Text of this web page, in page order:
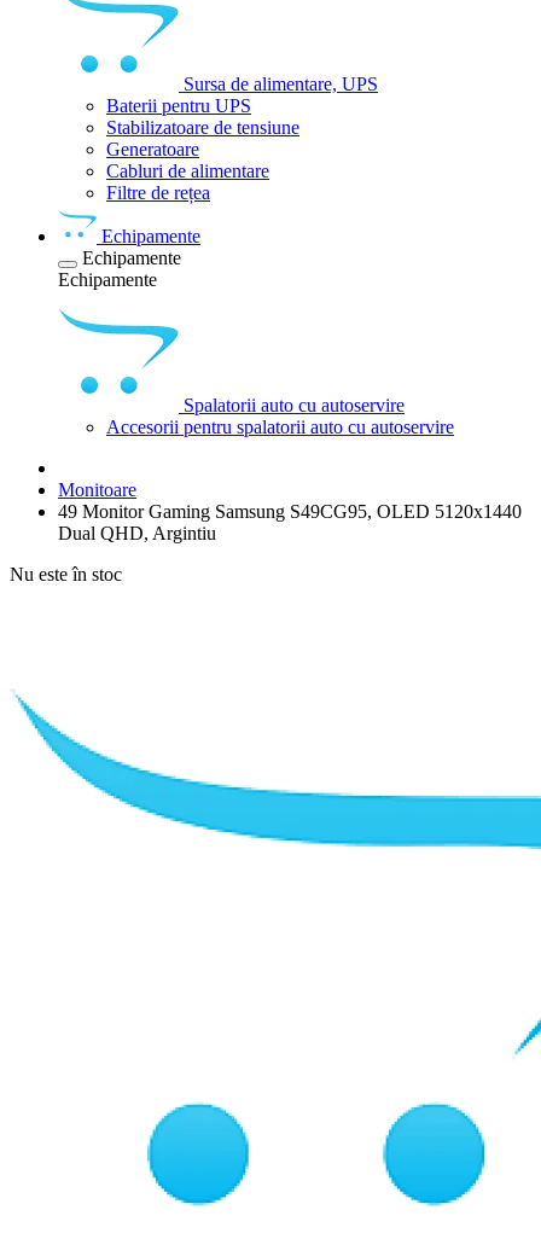
Sursa de alimentare, UPS
Baterii pentru UPS
Stabilizatoare de tensiune
Generatoare
Cabluri de alimentare
Filtre de rețea
Echipamente
Echipamente
Echipamente
Spalatorii auto cu autoservire
Accesorii pentru spalatorii auto cu autoservire
Monitoare
49 Monitor Gaming Samsung S49CG95, OLED 5120x1440
Dual QHD, Argintiu
Nu este în stoc